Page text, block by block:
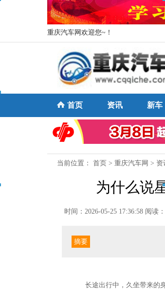
重庆汽车网欢迎您~！
首页 资讯 新车
当前位置： 首页 > 重庆汽车网 > 资
为什么说
时间：2026-05-25 17:36:58 阅读
摘要
长途出行中，久坐带来的